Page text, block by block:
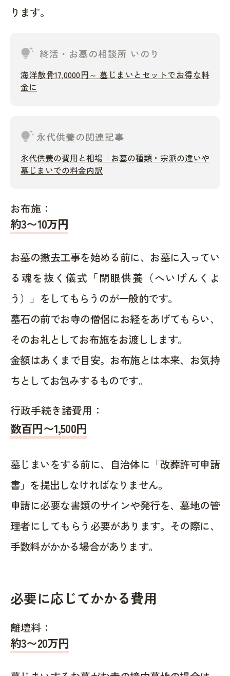
ります。
tips_and_updates 終活・お墓の相談所 いのり
海洋散骨17,0000円～ 墓じまいとセットでお得な料
金に
tips_and_updates 永代供養の関連記事
永代供養の費用と相場｜お墓の種類・宗派の違いや
墓じまいでの料金内訳
お布施：
約3〜10万円
お墓の撤去工事を始める前に、お墓に入ってい
る魂を抜く儀式「閉眼供養（へいげんくよ
う）」をしてもらうのが一般的です。
墓石の前でお寺の僧侶にお経をあげてもらい、
そのお礼としてお布施をお渡しします。
金額はあくまで目安。お布施とは本来、お気持
ちとしてお包みするものです。
行政手続き諸費用：
数百円〜1,500円
墓じまいをする前に、自治体に「改葬許可申請
書」を提出しなければなりません。
申請に必要な書類のサインや発行を、墓地の管
理者にしてもらう必要があります。その際に、
手数料がかかる場合があります。
必要に応じてかかる費用
離壇料：
約3〜20万円